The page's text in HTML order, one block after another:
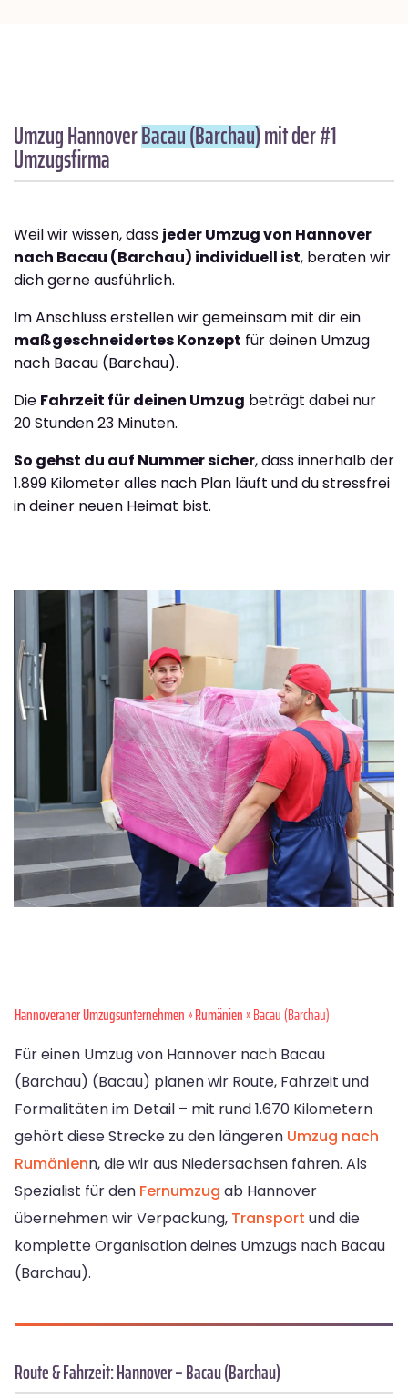
Umzug HannoverBacau (Barchau)mit der #1
Umzugsfirma
Weil wir wissen, dass jeder Umzug von Hannover
nach Bacau (Barchau) individuell ist, beraten wir
dich gerne ausführlich.
Im Anschluss erstellen wir gemeinsam mit dir ein
maßgeschneidertes Konzept für deinen Umzug
nach Bacau (Barchau).
Die Fahrzeit für deinen Umzug beträgt dabei nur
20 Stunden 23 Minuten.
So gehst du auf Nummer sicher, dass innerhalb der
1.899 Kilometer alles nach Plan läuft und du stressfrei
in deiner neuen Heimat bist.
Hannoveraner Umzugsunternehmen»Rumänien» Bacau (Barchau)
Für einen Umzug von Hannover nach Bacau
(Barchau) (Bacau) planen wir Route, Fahrzeit und
Formalitäten im Detail – mit rund 1.670 Kilometern
gehört diese Strecke zu den längeren Umzug nach
Rumänienn, die wir aus Niedersachsen fahren. Als
Spezialist für den Fernumzug ab Hannover
übernehmen wir Verpackung, Transport und die
komplette Organisation deines Umzugs nach Bacau
(Barchau).
Route & Fahrzeit: Hannover – Bacau (Barchau)